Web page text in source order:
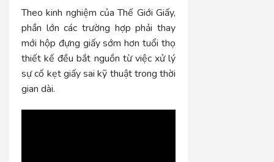
Theo kinh nghiệm của Thế Giới Giấy,
phần lớn các trường hợp phải thay
mới hộp đựng giấy sớm hơn tuổi thọ
thiết kế đều bắt nguồn từ việc xử lý
sự cố kẹt giấy sai kỹ thuật trong thời
gian dài.